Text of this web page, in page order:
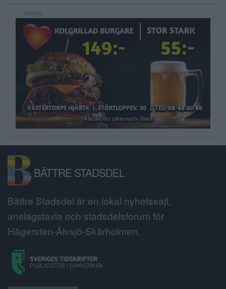
Annons:
BÄTTRE STADSDEL
Bättre Stadsdel är en lokal nyhetssajt,
anslagstavla och stadsdelsforum för
Hägersten-Älvsjö-Skärholmen.